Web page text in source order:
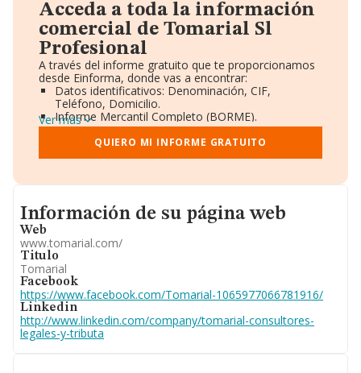
Acceda a toda la información
comercial de Tomarial Sl
Profesional
A través del informe gratuito que te proporcionamos
desde Einforma, donde vas a encontrar:
Datos identificativos: Denominación, CIF,
Teléfono, Domicilio.
Informe Mercantil Completo (BORME).
Gráficos de Evolución Ventas y Empleados.
Consejo de Administración y Administradores.
Directivos y Ejecutivos.
Información oficial y registral complementaria.
Ver más
QUIERO MI INFORME GRATUITO
Informacion de su página web
Información de su página web
Web
www.tomarial.com/
Titulo
Tomarial
Facebook
https://www.facebook.com/Tomarial-1065977066781916/
Linkedin
http://www.linkedin.com/company/tomarial-consultores-
legales-y-tributa